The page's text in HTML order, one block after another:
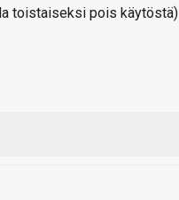
toistaiseksi pois käytöstä)